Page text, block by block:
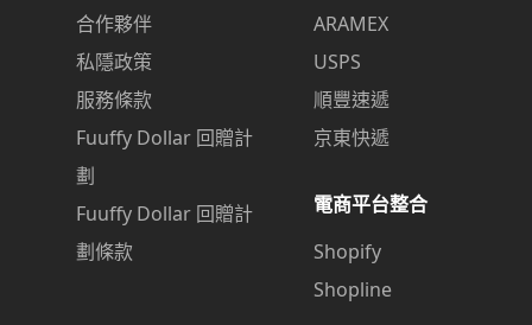
合作夥伴
私隱政策
服務條款
Fuuffy Dollar 回贈計
劃
Fuuffy Dollar 回贈計
劃條款
ARAMEX
USPS
順豐速遞
京東快遞
電商平台整合
Shopify
Shopline